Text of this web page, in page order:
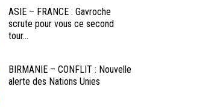
ASIE – FRANCE : Gavroche
scrute pour vous ce second
tour...
BIRMANIE – CONFLIT : Nouvelle
alerte des Nations Unies